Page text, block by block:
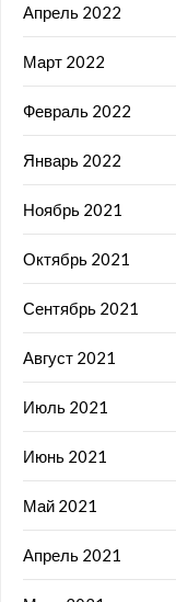
Апрель 2022
Март 2022
Февраль 2022
Январь 2022
Ноябрь 2021
Октябрь 2021
Сентябрь 2021
Август 2021
Июль 2021
Июнь 2021
Май 2021
Апрель 2021